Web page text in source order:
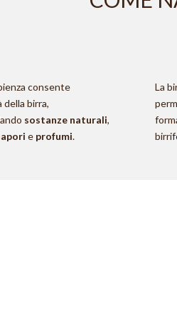
consente
della birra,
sostanze naturali,
e profumi.
La